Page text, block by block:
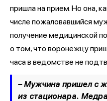
пришла на прием. Но она,
числе пожаловавшийся
получение медицинской
о том, что воронежцу
часа в ведомстве не
– Мужчина пришел с
из стационара.